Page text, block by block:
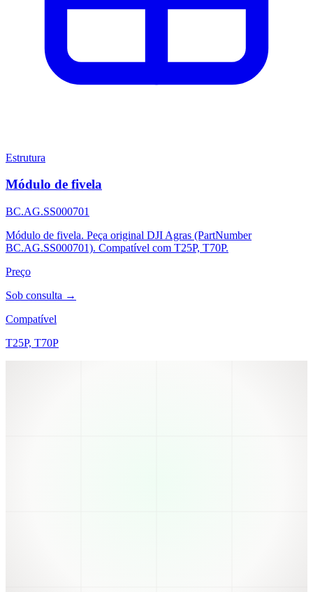
Estrutura
Módulo de fivela
BC.AG.SS000701
Módulo de fivela. Peça original DJI Agras (PartNumber
BC.AG.SS000701). Compatível com T25P, T70P.
Preço
Sob consulta →
Compatível
T25P, T70P